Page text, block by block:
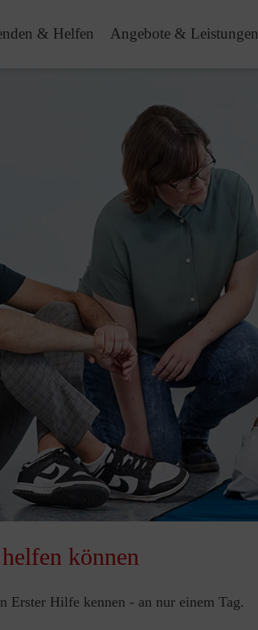
& Helfen Angebote & Leistungen
können
Erster Hilfe kennen - an nur einem Tag.